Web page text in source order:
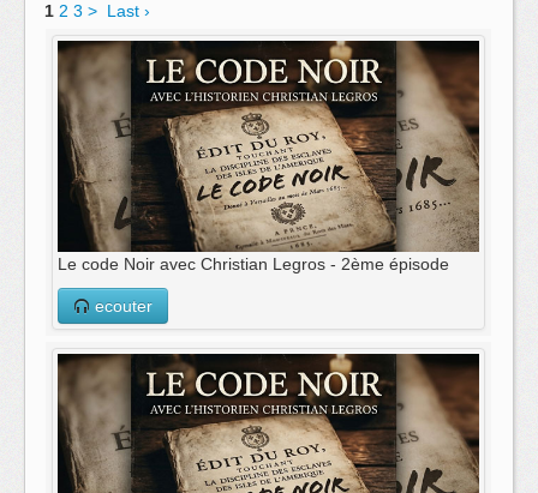
1 2 3 > Last ›
Le code Noir avec Christian Legros - 2ème épisode
ecouter